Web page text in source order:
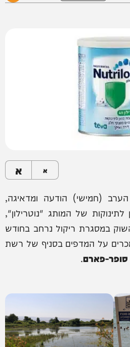
א א
(חמישי) הודעה ומדאיגה,
של המותג "נוטרילון",
במסגרת ריקול נרחב בחודש
על המדפים בסניף של רשת
סופר-פארם.